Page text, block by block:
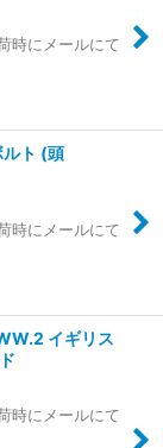
時にメールにて
ト (頭
時にメールにて
イギリス
時にメールにて